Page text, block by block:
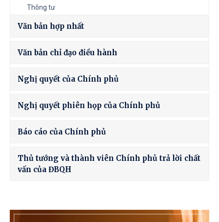
Thông tư
Văn bản hợp nhất
Văn bản chỉ đạo điều hành
Nghị quyết của Chính phủ
Nghị quyết phiên họp của Chính phủ
Báo cáo của Chính phủ
Thủ tướng và thành viên Chính phủ trả lời chất
vấn của ĐBQH